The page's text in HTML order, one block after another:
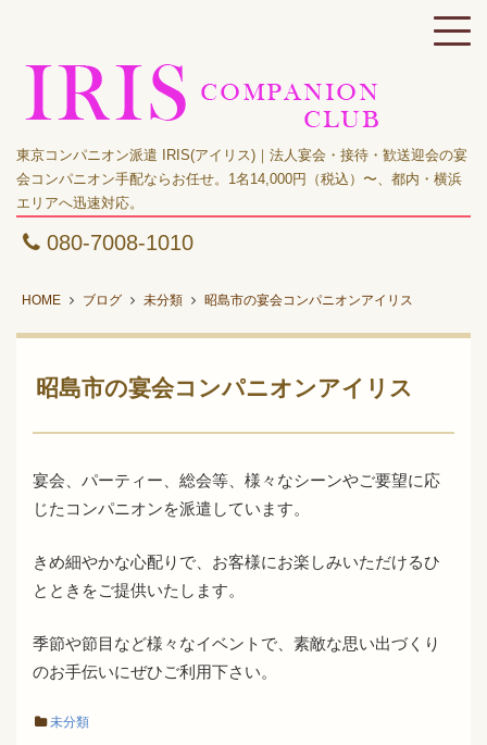
東京コンパニオン派遣 IRIS(アイリス)｜法人宴会・接待・歓送迎会の宴
会コンパニオン手配ならお任せ。1名14,000円（税込）〜、都内・横浜
エリアへ迅速対応。
080-7008-1010
HOME ブログ 未分類 昭島市の宴会コンパニオンアイリス
昭島市の宴会コンパニオンアイリス
宴会、パーティー、総会等、様々なシーンやご要望に応
じたコンパニオンを派遣しています。
きめ細やかな心配りで、お客様にお楽しみいただけるひ
とときをご提供いたします。
季節や節目など様々なイベントで、素敵な思い出づくり
のお手伝いにぜひご利用下さい。
未分類